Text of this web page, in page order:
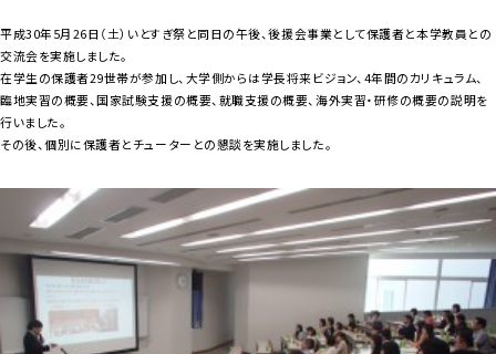
平成30年5月26日（土）いとすぎ祭と同日の午後、後援会事業として保護者と本学教員との
交流会を実施しました。
在学生の保護者29世帯が参加し、大学側からは学長将来ビジョン、4年間のカリキュラム、
臨地実習の概要、国家試験支援の概要、就職支援の概要、海外実習・研修の概要の説明を
行いました。
その後、個別に保護者とチューターとの懇談を実施しました。